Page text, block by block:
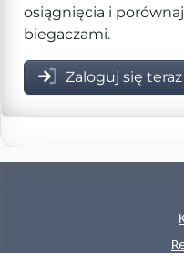
osiągnięcia i
biegaczami.
Zaloguj się teraz